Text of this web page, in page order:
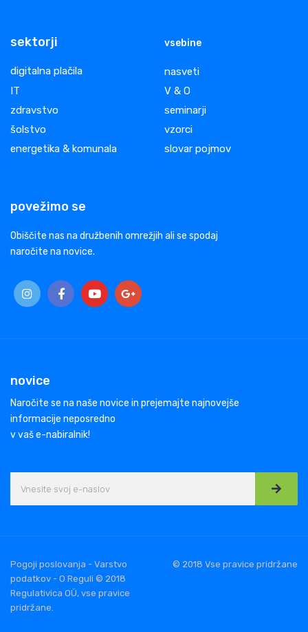
sektorji
digitalna plačila
IT
zdravstvo
šolstvo
energetika & komunala
vsebine
nasveti
V & O
seminarji
vzorci
slovar pojmov
povežimo se
Obiščite nas na družbenih omrežjih ali se spodaj
naročite na novice.
novice
Naročite se na naše novice in prejemajte najnovejše
informacije neposredno
v vaš e-nabiralnik!
Pogoji poslovanja - Varstvo
podatkov - O Reguli © 2018
Regulativica OÜ, vse pravice
pridržane.
© 2018 Vse pravice pridržane